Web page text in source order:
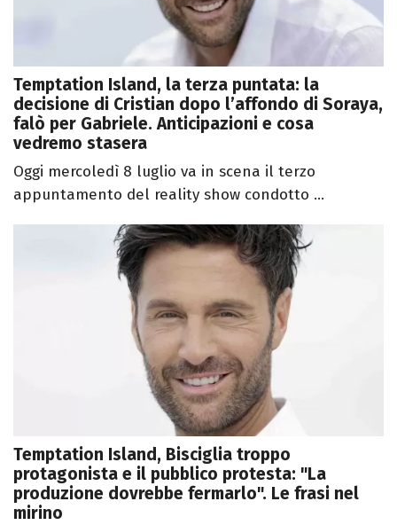
Temptation Island, la terza puntata: la
decisione di Cristian dopo l’affondo di Soraya,
falò per Gabriele. Anticipazioni e cosa
vedremo stasera
Oggi mercoledì 8 luglio va in scena il terzo
appuntamento del reality show condotto ...
Temptation Island, Bisciglia troppo
protagonista e il pubblico protesta: "La
produzione dovrebbe fermarlo". Le frasi nel
mirino